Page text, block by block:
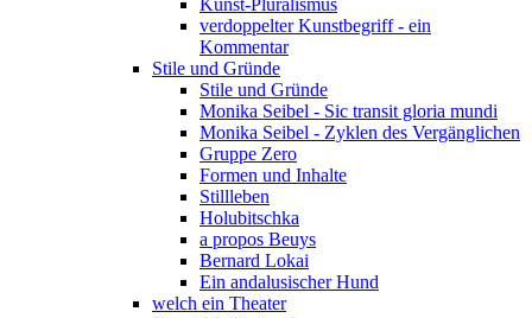
Kunst-Pluralismus
verdoppelter Kunstbegriff - ein
Kommentar
Stile und Gründe
Stile und Gründe
Monika Seibel - Sic transit gloria mundi
Monika Seibel - Zyklen des Vergänglichen
Gruppe Zero
Formen und Inhalte
Stillleben
Holubitschka
a propos Beuys
Bernard Lokai
Ein andalusischer Hund
welch ein Theater